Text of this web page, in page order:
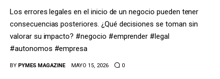
Los errores legales en el inicio de un negocio pueden tener
consecuencias posteriores. ¿Qué decisiones se toman sin
valorar su impacto? #negocio #emprender #legal
#autonomos #empresa
BY PYMES MAGAZINE MAYO 15, 2026 0